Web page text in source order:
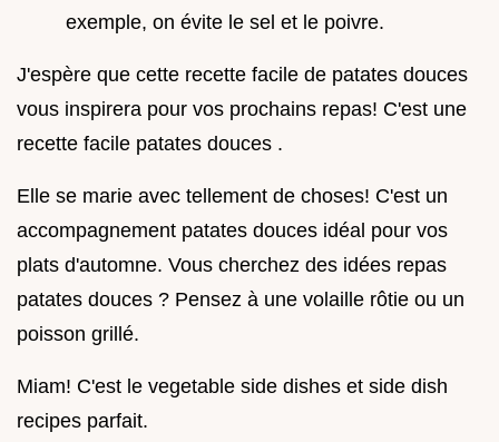
exemple, on évite le sel et le poivre.
J'espère que cette recette facile de patates douces
vous inspirera pour vos prochains repas! C'est une
recette facile patates douces .
Elle se marie avec tellement de choses! C'est un
accompagnement patates douces idéal pour vos
plats d'automne. Vous cherchez des idées repas
patates douces ? Pensez à une volaille rôtie ou un
poisson grillé.
Miam! C'est le vegetable side dishes et side dish
recipes parfait.